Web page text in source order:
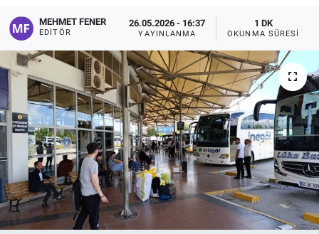
MEHMET FENER
EDITÖR
26.05.2026 - 16:37
YAYINLANMA
1 DK
OKUNMA SÜRESI